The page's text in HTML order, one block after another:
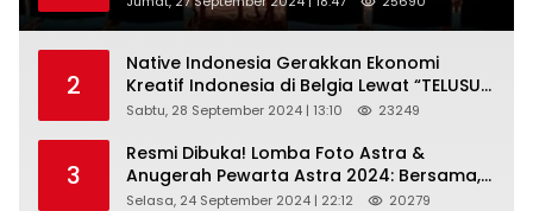
Gelar International Forum on Spice
2
Native Indonesia Gerakkan Ekonomi
Kreatif Indonesia di Belgia Lewat “TELUSUR
Kain Indonesia”
Sabtu, 28 September 2024 | 13:10 23249
3
Resmi Dibuka! Lomba Foto Astra &
Anugerah Pewarta Astra 2024: Bersama,
Berkarya, Berkelanjutan
Selasa, 24 September 2024 | 22:12 20279